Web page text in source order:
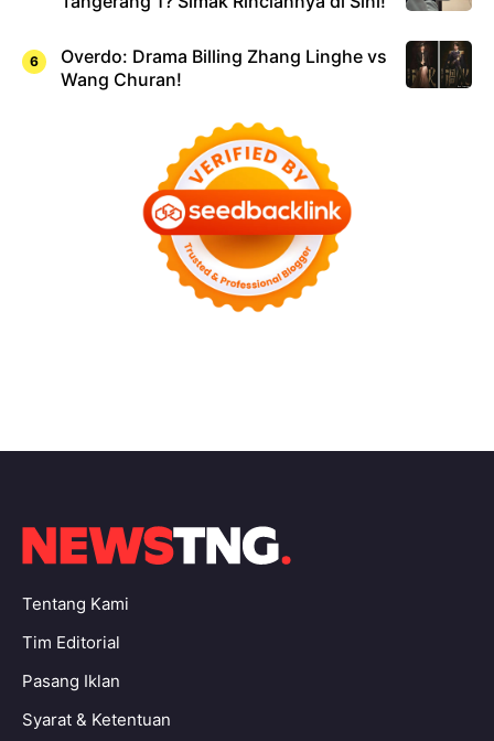
Overdo: Drama Billing Zhang Linghe vs
Wang Churan!
Tentang Kami
Tim Editorial
Pasang Iklan
Syarat & Ketentuan